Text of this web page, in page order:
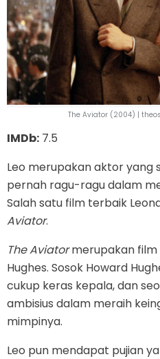
The Aviator (2004) |
IMDb: 7.5
Leo merupakan aktor yang
pernah ragu-ragu dalam
Salah satu film terbaik
Aviator.
The Aviatormerupakan film
Hughes. Sosok Howard
cukup keras kepala, dan
ambisius dalam meraih
mimpinya.
Leo pun mendapat pujian